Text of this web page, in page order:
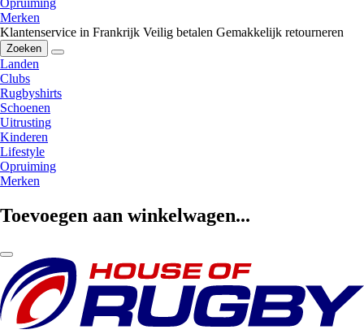
Opruiming
Merken
Klantenservice in Frankrijk Veilig betalen Gemakkelijk retourneren
Zoeken
Landen
Clubs
Rugbyshirts
Schoenen
Uitrusting
Kinderen
Lifestyle
Opruiming
Merken
Toevoegen aan winkelwagen...